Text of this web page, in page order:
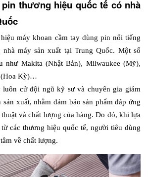
pin thương hiệu quốc tế có nhà
máy khoan cầm tay dùng pin nổi tiếng
máy sản xuất tại Trung Quốc. Một số
như Makita (Nhật Bản), Milwaukee (Mỹ),
(Hoa Kỳ)…
luôn cử đội ngũ kỹ sư và chuyên gia giám
xuất, nhằm đảm bảo sản phẩm đáp ứng
và chất lượng của hàng. Do đó, khi lựa
các thương hiệu quốc tế, người tiêu dùng
về chất lượng.